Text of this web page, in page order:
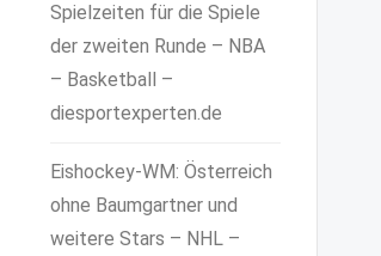
Spielzeiten für die Spiele
der zweiten Runde – NBA
– Basketball –
diesportexperten.de
Eishockey-WM: Österreich
ohne Baumgartner und
weitere Stars – NHL –